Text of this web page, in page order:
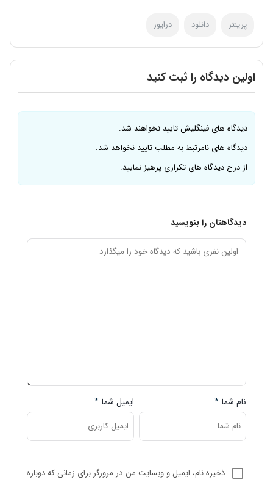
پرینتر دانلود درایور
اولین دیدگاه را ثبت کنید
دیدگاه های فینگلیش تایید نخواهند شد.
دیدگاه های نامرتبط به مطلب تایید نخواهد شد.
از درج دیدگاه های تکراری پرهیز نمایید.
دیدگاهتان را بنویسید
نام شما * ایمیل شما *
ذخیره نام، ایمیل و وبسایت من در مرورگر برای زمانی که دوباره